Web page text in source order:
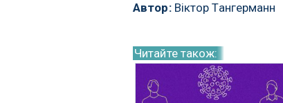
Автор:Віктор Тангерманн
Читайте також: